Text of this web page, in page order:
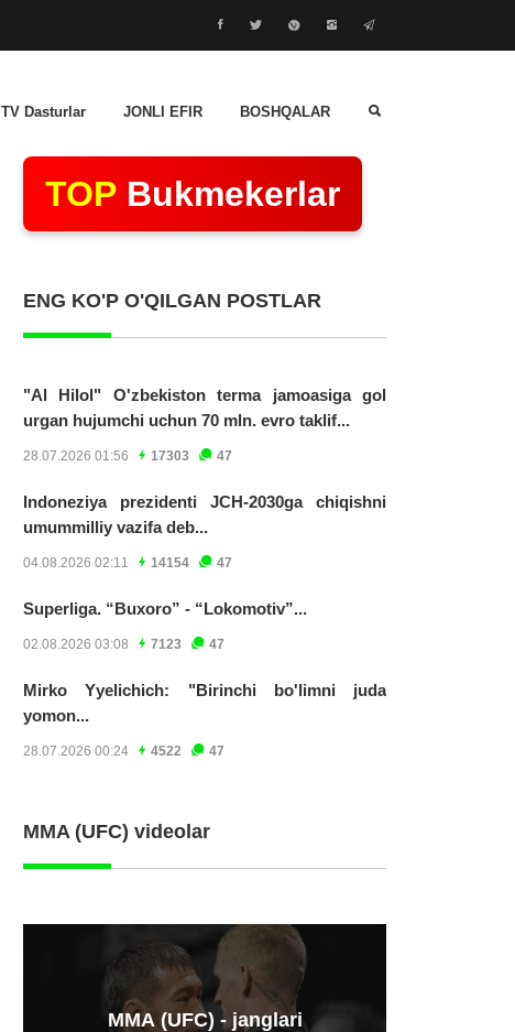
TV Dasturlar JONLI EFIR BOSHQALAR
TOP Bukmekerlar
ENG KO'P O'QILGAN POSTLAR
"Al Hilol" O'zbekiston terma jamoasiga gol
urgan hujumchi uchun 70 mln. evro taklif...
28.07.2026 01:56 17303 47
Indoneziya prezidenti JCH-2030ga chiqishni
umummilliy vazifa deb...
04.08.2026 02:11 14154 47
Superliga. “Buxoro” - “Lokomotiv”...
02.08.2026 03:08 7123 47
Mirko Yyelichich: "Birinchi bo'limni juda
yomon...
28.07.2026 00:24 4522 47
MMA (UFC) videolar
ММА (UFC) - janglari